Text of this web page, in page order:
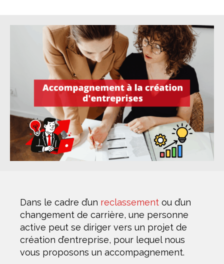
Dans le cadre d’un reclassement ou d’un
changement de carrière, une personne
active peut se diriger vers un projet de
création d’entreprise, pour lequel nous
vous proposons un accompagnement.